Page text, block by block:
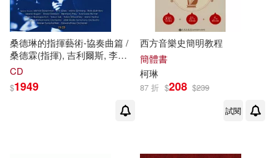
桑德琳的指揮藝術-協奏曲篇 /
桑德霖(指揮), 吉利爾斯, 李希
特, 歐伊斯特拉夫, 柯崗,羅斯卓
Edition - Concertos 1948-1964
CD
$1949
西方音樂史簡明教程
簡體書
柯琳
87 折 $208 $239
試閱